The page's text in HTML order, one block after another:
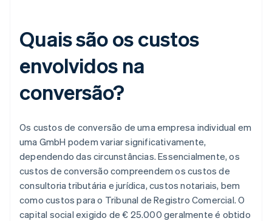
Quais são os custos
envolvidos na
conversão?
Os custos de conversão de uma empresa individual em
uma GmbH podem variar significativamente,
dependendo das circunstâncias. Essencialmente, os
custos de conversão compreendem os custos de
consultoria tributária e jurídica, custos notariais, bem
como custos para o Tribunal de Registro Comercial. O
capital social exigido de € 25.000 geralmente é obtido